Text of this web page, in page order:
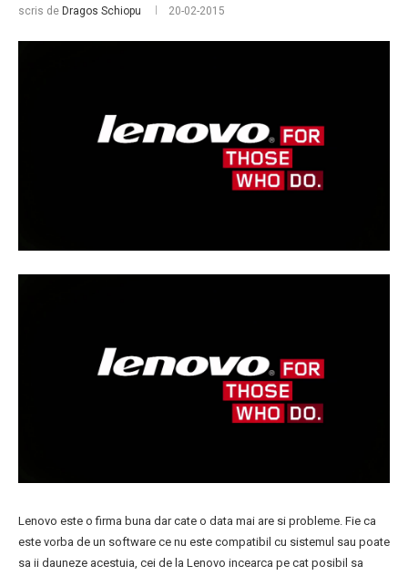
scris de Dragos Schiopu 20-02-2015
Lenovo este o firma buna dar cate o data mai are si probleme. Fie ca
este vorba de un software ce nu este compatibil cu sistemul sau poate
sa ii dauneze acestuia, cei de la Lenovo incearca pe cat posibil sa